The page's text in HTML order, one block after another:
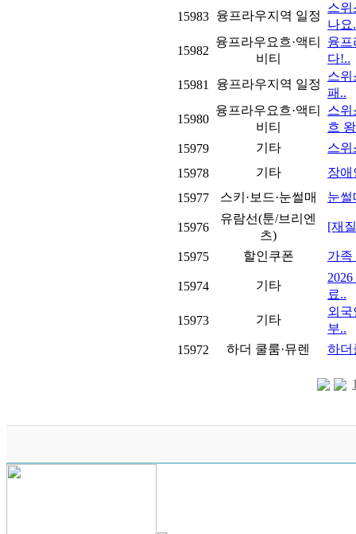
15983 융프라우지역 일정
스위
나요
15982
융프라우요흐·액티
비티
융프
다!..
15981
융프라우지역 일정
스위
패..
15980
융프라우요흐·액티
비티
스위
흐
15979
기타
스위
15978
기타
장애
15977
스키·보드·눈썰매 눈썰
15976
유람선(툰/브리엔
츠)
[재
15975 할인쿠폰 가족
15974 기타
료..
15973
기타
외국
부..
15972
하더 쿨룸·뮤렌 하더